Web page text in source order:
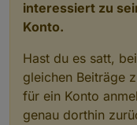
interessiert zu
Konto.
Hast du es satt,
gleichen Beiträge
für ein Konto
genau dorthin